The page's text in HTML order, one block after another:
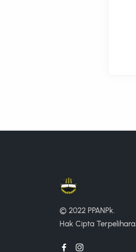
© 2022 PPANPk.
Hak Cipta Terpelihara.